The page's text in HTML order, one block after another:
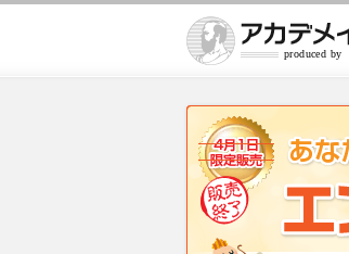
produced by